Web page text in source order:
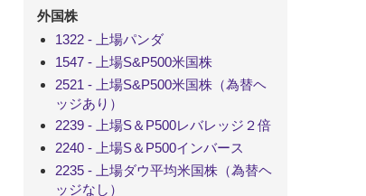
外国株
1322 - 上場パンダ
1547 - 上場S&P500米国株
2521 - 上場S&P500米国株（為替ヘ
ッジあり）
2239 - 上場S＆P500レバレッジ２倍
2240 - 上場S＆P500インバース
2235 - 上場ダウ平均米国株（為替ヘ
ッジなし）